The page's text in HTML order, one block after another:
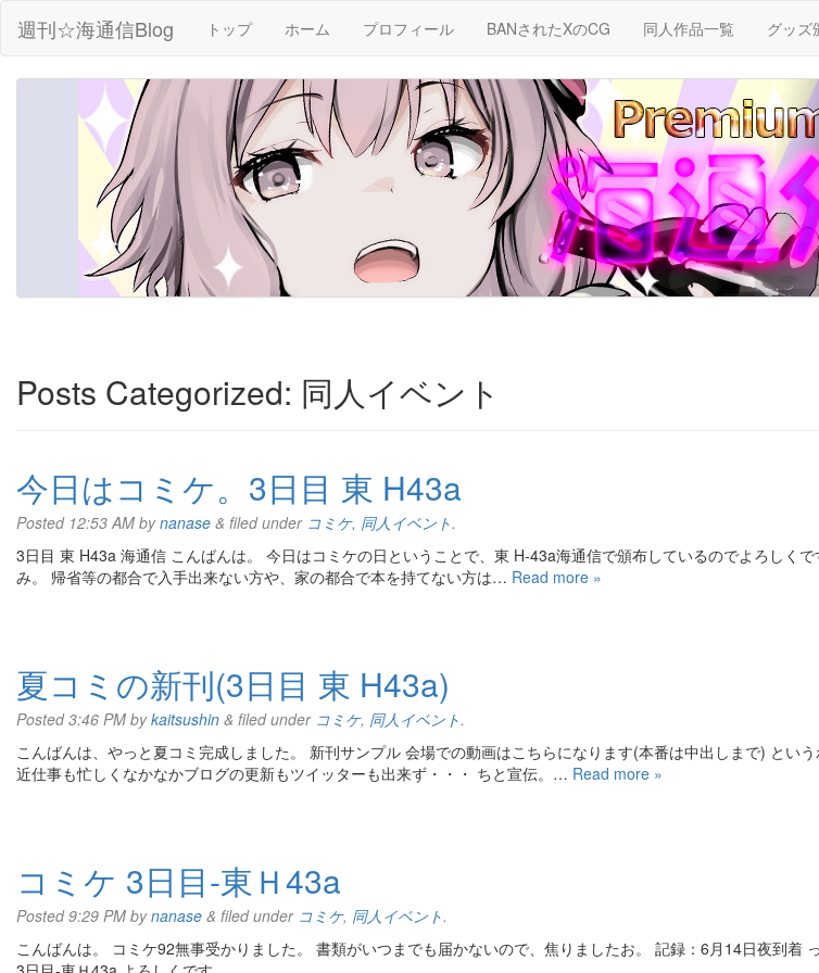
週刊☆海通信Blog トップ ホーム プロフィール BANされたXのCG 同人作品一覧 グッズ
Posts Categorized: 同人イベント
今日はコミケ。3日目 東 H43a
Posted 12:53 AM bynanase & filed under コミケ, 同人イベント.
3日目 東 H43a 海通信 こんばんは。 今日はコミケの日ということで、東 H-43a海通信で頒布しているのでよろしく
み。 帰省等の都合で入手出来ない方や、家の都合で本を持てない方は… Read more »
夏コミの新刊(3日目 東 H43a)
Posted3:46 PM bykaitsushin & filed under コミケ, 同人イベント.
こんばんは、やっと夏コミ完成しました。 新刊サンプル 会場での動画はこちらになります(本番は中出しまで) とい
近仕事も忙しくなかなかブログの更新もツイッターも出来ず・・・ ちと宣伝。… Read more »
コミケ 3日目-東Ｈ43a
Posted9:29 PM bynanase & filed under コミケ, 同人イベント.
こんばんは。 コミケ92無事受かりました。 書類がいつまでも届かないので、焦りましたお。 記録：6月14日夜到着